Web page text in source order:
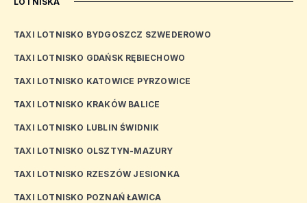
TAXI LOTNISKO BYDGOSZCZ SZWEDEROWO
TAXI LOTNISKO GDAŃSK RĘBIECHOWO
TAXI LOTNISKO KATOWICE PYRZOWICE
TAXI LOTNISKO KRAKÓW BALICE
TAXI LOTNISKO LUBLIN ŚWIDNIK
TAXI LOTNISKO OLSZTYN-MAZURY
TAXI LOTNISKO RZESZÓW JESIONKA
TAXI LOTNISKO POZNAŃ ŁAWICA